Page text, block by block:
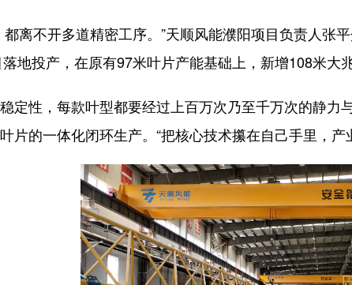
不开多道精密工序。”天顺风能濮阳项目负责人张
地投产，在原有97米叶片产能基础上，新增108米大
性，每款叶型都要经过上百万次乃至千万次的静力
片的一体化闭环生产。“把核心技术攥在自己手里，产